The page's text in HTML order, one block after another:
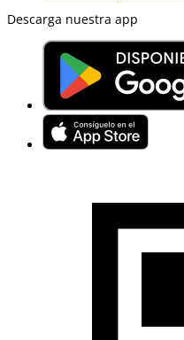
Descarga nuestra app